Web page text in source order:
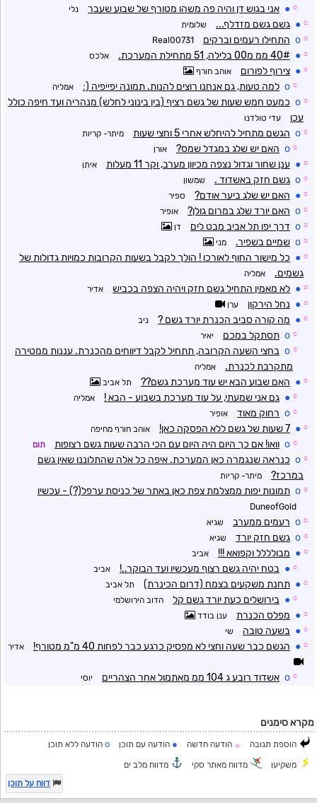
☼
● אני בגוש דן והיה פה משהו מטורף של שבוע שעבר נלי
☼
● גשם גשם מזדלף... שלומית
☼
o התחילו רעמים וברקים Real00731
☼
● 40# ממ מ00 בלילה, 51 מתחילת המערכת. אלכס
☼
● צירוף לפורום אוהב חורף
☼
o למה טעות, גם אנחנו רוצים להנות. תמונה יפייפיה (: אמליה
☼
o כמעט חמש שעות של גשם רציף (בין בינוני לחלש) מנהריה ועד חיפה כולל
עכו
עדי טולדנו
☼
o הגשם מתחיל להיחלש אחרי 5 וחצי שעות מיתר- קריות
☼
o האם יש שלג במגדל שמס? אורן
☼
● ענן שחור וגדול נצפה מכיוון מערב, וקר 11 מעלות איתן
☼
o גשם חזק באשדוד . שמשון
☼
● האם יש שלג ביער אודם? ספיר
☼
o האם יורד שלג במרום גולן? אופיר
☼
o דרך יפו תל אביב מבט לים דן
☼
o שמיים בשפיר. מני
☼
● כל מישור החוף לאורכו ! הולך לקבל בשעות הקרובות כמויות גדולות של
גשמים.
אמליה
☼
● לא מאמין התחיל גשם חזק ויהיה הצפה בכביש אדיר
☼
● נחל הירקון ערן
☼
● מה קורה סביב הכנרת יורד גשם ? ניב
☼
o תסתקל במכם יאיר
☼
o בחצי השעה הקרובה, תתחיל לקבל דיווחים מהכנרת. עננות ממטירה
מתקרבת לכנרת.
אמליה
☼
● האם שבוע הבא יש עוד מערכת גשם?? תל אביב
☼
● גם אני שמעתי, על עוד מערכת בשבוע - הבא ! אמליה
☼
o רחוק מאוד אופיר
☼
● 7 שעות של גשם ללא הפסקה כאן! אוהב חורף מחיפה
☼
o וואו! אם כך היום היה היום עם הכי הרבה שעות גשם רצופות תום
☼
o כנראה שנגמרה כאן המערכת. איפה כל אלה שהתלוננו שאין גשם
במרכז?
מיתר- קריות
☼
o תמונות יפות ממצלמת צפת כאן באתר של כניסת ערפל(?) - עכשיו
DuneofGold
☼
o רעמים ממערב שגיא
☼
o גשם חזק יורד שגיא
☼
● מבולללל וקפואא !!! אביב
☼
● בטח יהיה גשם רצוף מעכשיו ועד הבוקר..! אביב
☼
● תחנת משקעים בצמח (דרום הכינרת) תל אביב
☼
● בירושלים כעת יורד גשם קל הדוב הירושלמי
☼
● מפלס הכנרת ענן בודד
☼
● בשעה טובה שי
☼
● הגשם כבר שעה וחצי לא מפסיק כרגע כבר לפחות 40 מ"מ מטורף! אדיר
☼
o אשדוד רובע ג 104 ממ מאתמול אחר הצהריים יוסי
מקרא סימנים
הוספת תגובה ☼ הודעה חדשה ● הודעה עם תוכן o הודעה ללא תוכן
משקיען מדווח מאתר סקי
מדווח מלב ים
דווח על תוכן